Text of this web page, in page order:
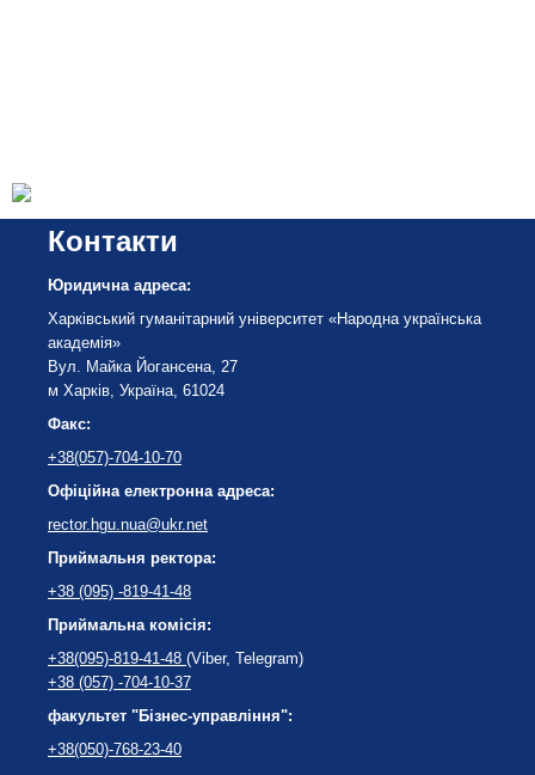
Контакти
Юридична адреса:
Харківський гуманітарний університет «Народна українська
академія»
Вул. Майка Йогансена, 27
м Харків, Україна, 61024
Факс:
+38(057)-704-10-70
Офіційна електронна адреса:
rector.hgu.nua@ukr.net
Приймальня ректора:
+38 (095) -819-41-48
Приймальна комісія:
+38(095)-819-41-48 (Viber, Telegram)
+38 (057) -704-10-37
факультет "Бізнес-управління":
+38(050)-768-23-40